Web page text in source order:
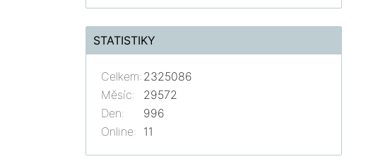
STATISTIKY
Online: 11
Celkem: 2325086
Měsíc:
29572
Den:
996